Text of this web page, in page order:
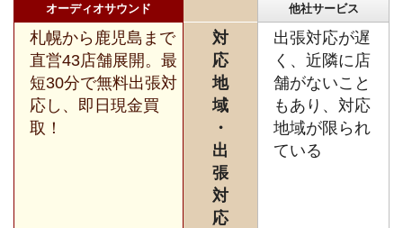
オーディオサウンド 他社サービス
札幌から鹿児島まで
直営43店舗展開。最
短30分で無料出張対
応し、即日現金買
取！
対
応
地
域
・
出
張
対
応
出張対応が遅
く、近隣に店
舗がないこと
もあり、対応
地域が限られ
ている